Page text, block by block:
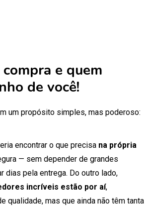
e quem
de você!
um propósito simples, mas poderoso:
encontrar o que precisa na própria
— sem depender de grandes
dias pela entrega. Do outro lado,
incríveis estão por aí,
qualidade, mas que ainda não têm tanta